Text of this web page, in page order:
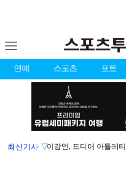
연예 스포츠 포토
최신기사 ▽